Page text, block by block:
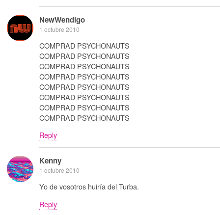
NewWendigo
1 octubre 2010
COMPRAD PSYCHONAUTS
COMPRAD PSYCHONAUTS
COMPRAD PSYCHONAUTS
COMPRAD PSYCHONAUTS
COMPRAD PSYCHONAUTS
COMPRAD PSYCHONAUTS
COMPRAD PSYCHONAUTS
COMPRAD PSYCHONAUTS
Reply
Kenny
1 octubre 2010
Yo de vosotros huiría del Turba.
Reply